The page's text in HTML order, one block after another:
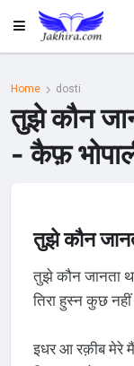
Home dosti
तुझे कौन
- कैफ़
तुझे कौन
तुझे कौन जानता
तिरा हुस्न कुछ नहीं
इधर आ रक़ीब मेरे